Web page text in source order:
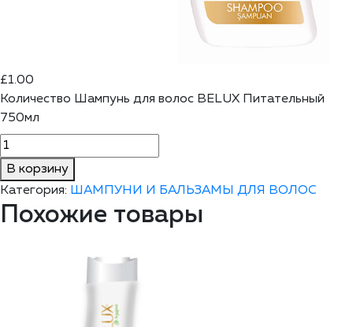
£1.00
Количество Шампунь для волос ВELUX Питательный
750мл
В корзину
Категория: ШАМПУНИ И БАЛЬЗАМЫ ДЛЯ ВОЛОС
Похожие товары